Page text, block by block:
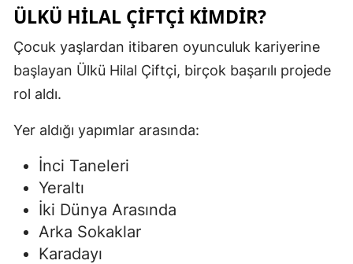
ÜLKÜ HILAL ÇIFTÇI KIMDIR?
Çocuk yaşlardan itibaren oyunculuk kariyerine
başlayan Ülkü Hilal Çiftçi, birçok başarılı projede
rol aldı.
Yer aldığı yapımlar arasında:
İnci Taneleri
Yeraltı
İki Dünya Arasında
Arka Sokaklar
Karadayı